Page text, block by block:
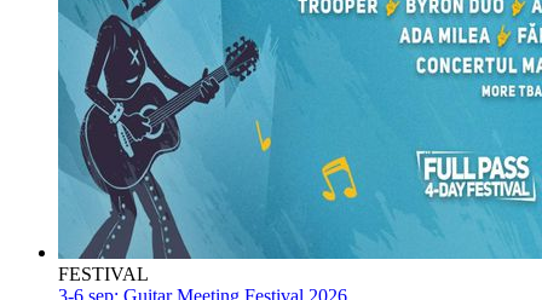
FESTIVAL
3-6 sep: Guitar Meeting Festival 2026